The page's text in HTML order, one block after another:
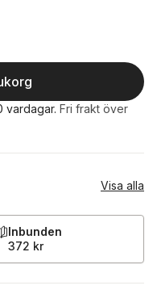
vardagar. Fri frakt över
Visa alla
Inbunden
372 kr